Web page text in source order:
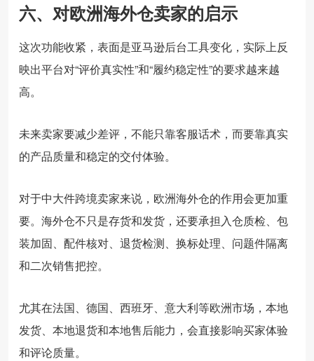
六、对欧洲海外仓卖家的启示
这次功能收紧，表面是亚马逊后台工具变化，实际上反
映出平台对“评价真实性”和“履约稳定性”的要求越来越
高。
未来卖家要减少差评，不能只靠客服话术，而要靠真实
的产品质量和稳定的交付体验。
对于中大件跨境卖家来说，欧洲海外仓的作用会更加重
要。海外仓不只是存货和发货，还要承担入仓质检、包
装加固、配件核对、退货检测、换标处理、问题件隔离
和二次销售把控。
尤其在法国、德国、西班牙、意大利等欧洲市场，本地
发货、本地退货和本地售后能力，会直接影响买家体验
和评论质量。